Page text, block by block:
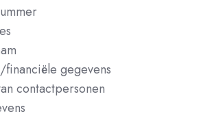
financiële gegevens
contactpersonen